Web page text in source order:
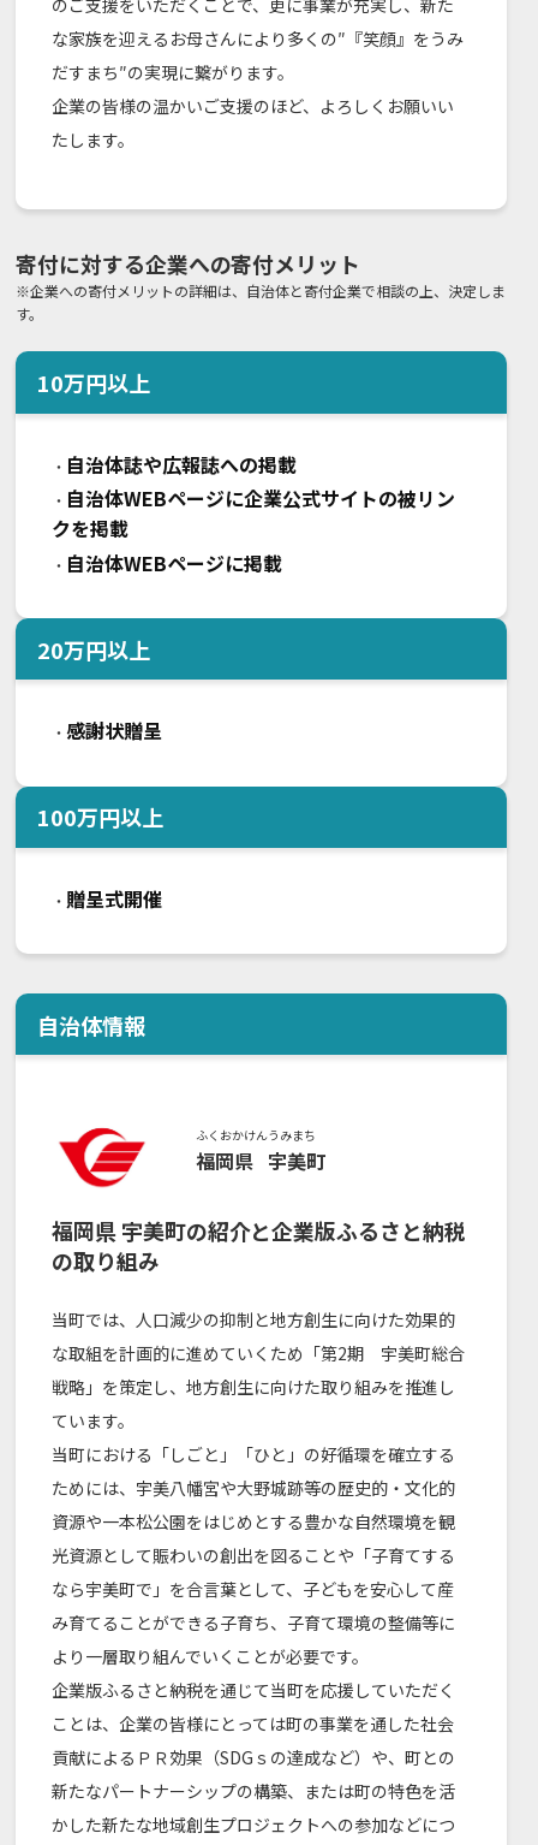
のご支援をいただくことで、更に事業が充実し、新た
な家族を迎えるお母さんにより多くの″『笑顔』をうみ
だすまち″の実現に繋がります。
企業の皆様の温かいご支援のほど、よろしくお願いい
たします。
寄付に対する企業への寄付メリット
※企業への寄付メリットの詳細は、自治体と寄付企業で相談の上、決定しま
す。
10万円以上
・ 自治体誌や広報誌への掲載
・ 自治体WEBページに企業公式サイトの被リン
クを掲載
・ 自治体WEBページに掲載
20万円以上
・感謝状贈呈
100万円以上
・ 贈呈式開催
自治体情報
ふくおかけん
福岡県
うみまち
宇美町
福岡県宇美町の紹介と企業版ふるさと納税
の取り組み
当町では、人口減少の抑制と地方創生に向けた効果的
な取組を計画的に進めていくため「第2期 宇美町総合
戦略」を策定し、地方創生に向けた取り組みを推進し
ています。
当町における「しごと」「ひと」の好循環を確立する
ためには、宇美八幡宮や大野城跡等の歴史的・文化的
資源や一本松公園をはじめとする豊かな自然環境を観
光資源として賑わいの創出を図ることや「子育てする
なら宇美町で」を合言葉として、子どもを安心して産
み育てることができる子育ち、子育て環境の整備等に
より一層取り組んでいくことが必要です。
企業版ふるさと納税を通じて当町を応援していただく
ことは、企業の皆様にとっては町の事業を通した社会
貢献によるＰＲ効果（SDGｓの達成など）や、町との
新たなパートナーシップの構築、または町の特色を活
かした新たな地域創生プロジェクトへの参加などにつ